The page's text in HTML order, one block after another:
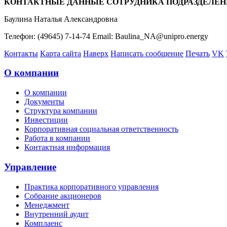
Баулина Наталья Александровна
Телефон: (49645) 7-14-74 Email: Baulina_NA@unipro.energy
Контакты Карта сайта Наверх Написать сообщение Печать VK
О компании
О компании
Документы
Структура компании
Инвестиции
Корпоративная социальная ответственность
Работа в компании
Контактная информация
Управление
Практика корпоративного управления
Собрание акционеров
Менеджмент
Внутренний аудит
Комплаенс